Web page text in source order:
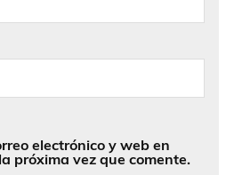
electrónico y web en
próxima vez que comente.